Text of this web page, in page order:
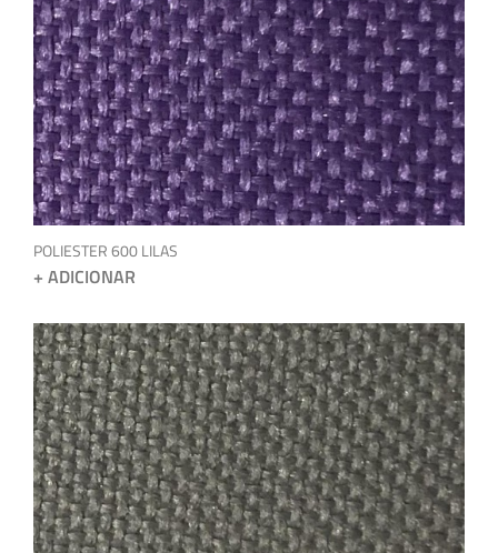
POLIESTER 600 LILAS
+ ADICIONAR